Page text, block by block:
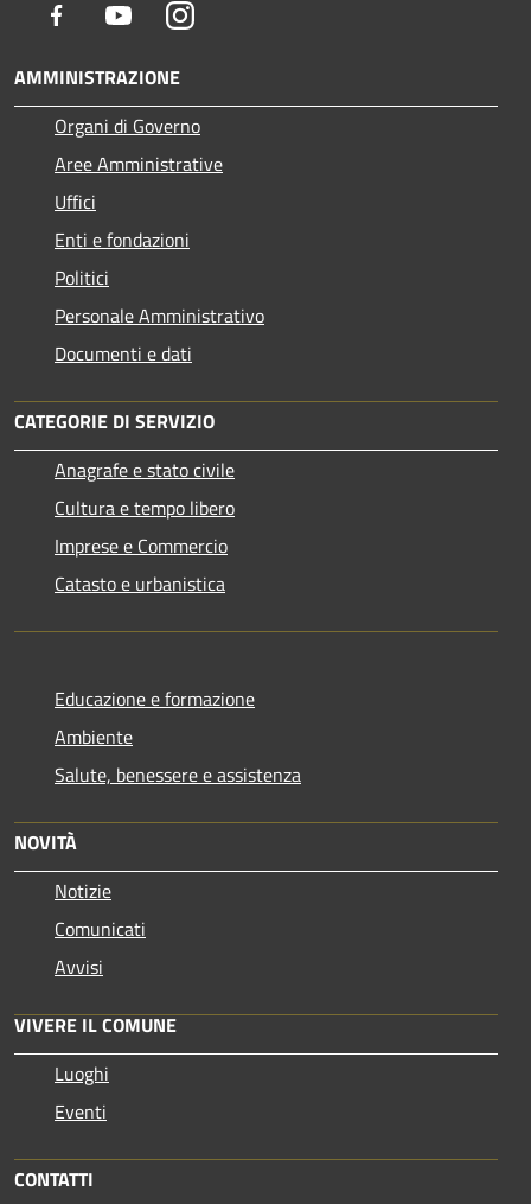
Facebook YoutubeInstagram
AMMINISTRAZIONE
Organi di Governo
Aree Amministrative
Uffici
Enti e fondazioni
Politici
Personale Amministrativo
Documenti e dati
CATEGORIE DI SERVIZIO
Anagrafe e stato civile
Cultura e tempo libero
Imprese e Commercio
Catasto e urbanistica
Educazione e formazione
Ambiente
Salute, benessere e assistenza
NOVITÀ
Notizie
Comunicati
Avvisi
VIVERE IL COMUNE
Luoghi
Eventi
CONTATTI